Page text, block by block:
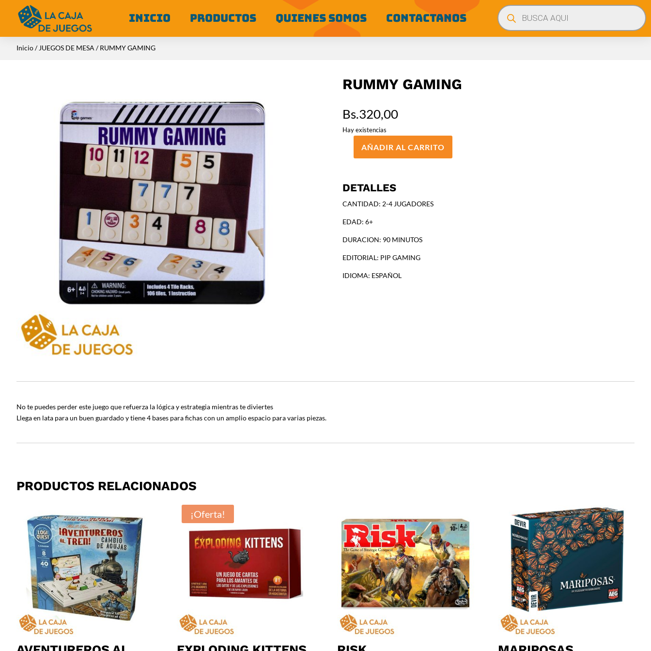
INICIO PRODUCTOS QUIENES SOMOS CONTACTANOS
Búsqueda
de
productos
Inicio/ JUEGOS DE MESA / RUMMY GAMING
RUMMY GAMING
Bs.320,00
Hay existencias
RUMMY
AÑADIR AL CARRITO
DETALLES
CANTIDAD: 2-4 JUGADORES
EDAD: 6+
DURACION: 90 MINUTOS
EDITORIAL: PIP GAMING
IDIOMA: ESPAÑOL
No te puedes perder este juego que refuerza la lógica y estrategia mientras te diviertes
Llega en lata para un buen guardado y tiene 4 bases para fichas con un amplio espacio para varias piezas.
PRODUCTOS RELACIONADOS
¡Oferta!